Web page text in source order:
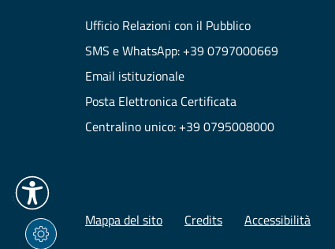
Ufficio Relazioni con il Pubblico
SMS e WhatsApp: +39 0797000669
Email istituzionale
Posta Elettronica Certificata
Centralino unico: +39 0795008000
Mappa del sito Credits Accessibilità